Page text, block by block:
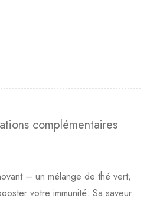
complémentaires
– un mélange de thé vert,
votre immunité. Sa saveur